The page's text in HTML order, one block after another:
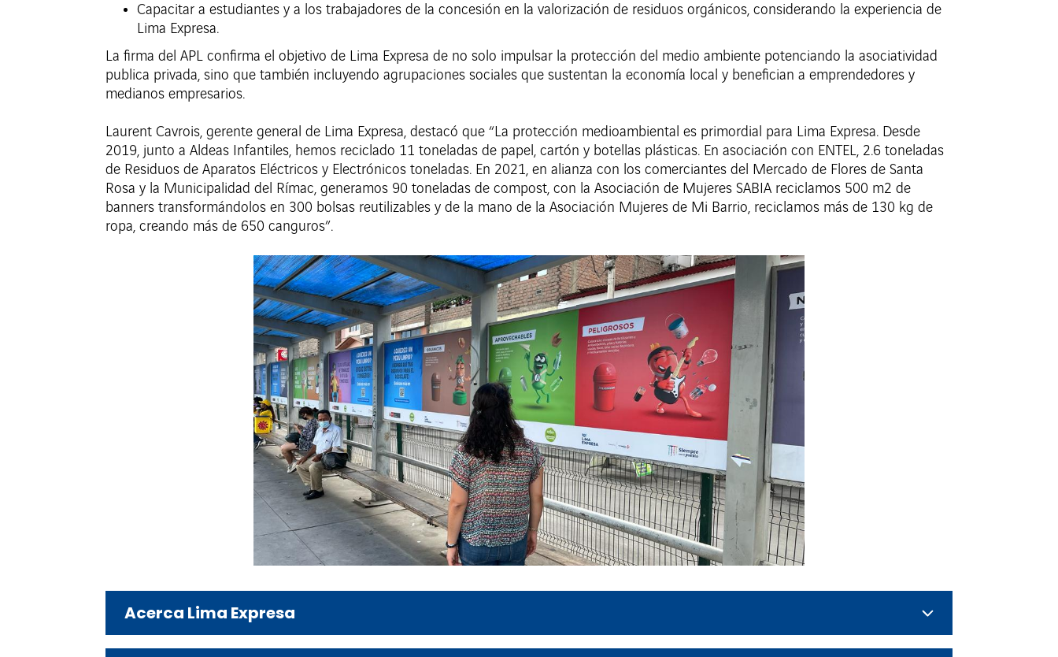
Capacitar a estudiantes y a los trabajadores de la concesión en la valorización de residuos orgánicos, considerando la experiencia de
Lima Expresa.
La firma del APL confirma el objetivo de Lima Expresa de no solo impulsar la protección del medio ambiente potenciando la asociatividad
publica privada, sino que también incluyendo agrupaciones sociales que sustentan la economía local y benefician a emprendedores y
medianos empresarios.
Laurent Cavrois, gerente general de Lima Expresa, destacó que “La protección medioambiental es primordial para Lima Expresa. Desde
2019, junto a Aldeas Infantiles, hemos reciclado 11 toneladas de papel, cartón y botellas plásticas. En asociación con ENTEL, 2.6 toneladas
de Residuos de Aparatos Eléctricos y Electrónicos toneladas. En 2021, en alianza con los comerciantes del Mercado de Flores de Santa
Rosa y la Municipalidad del Rímac, generamos 90 toneladas de compost, con la Asociación de Mujeres SABIA reciclamos 500 m2 de
banners transformándolos en 300 bolsas reutilizables y de la mano de la Asociación Mujeres de Mi Barrio, reciclamos más de 130 kg de
ropa, creando más de 650 canguros”.
Acerca Lima Expresa